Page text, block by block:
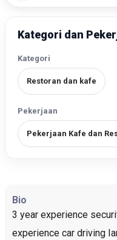
Kategori dan
Kategori
Restoran dan kafe
Pekerjaan
Pekerjaan Kafe dan
Bio
3 year experience
experience car driving